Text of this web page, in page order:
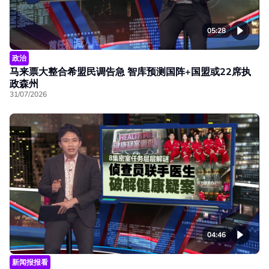
05:28
政治
马来票大整合希盟民调告急 智库预测国阵+国盟或22席执
政森州
31/07/2026
04:46
新闻报报看